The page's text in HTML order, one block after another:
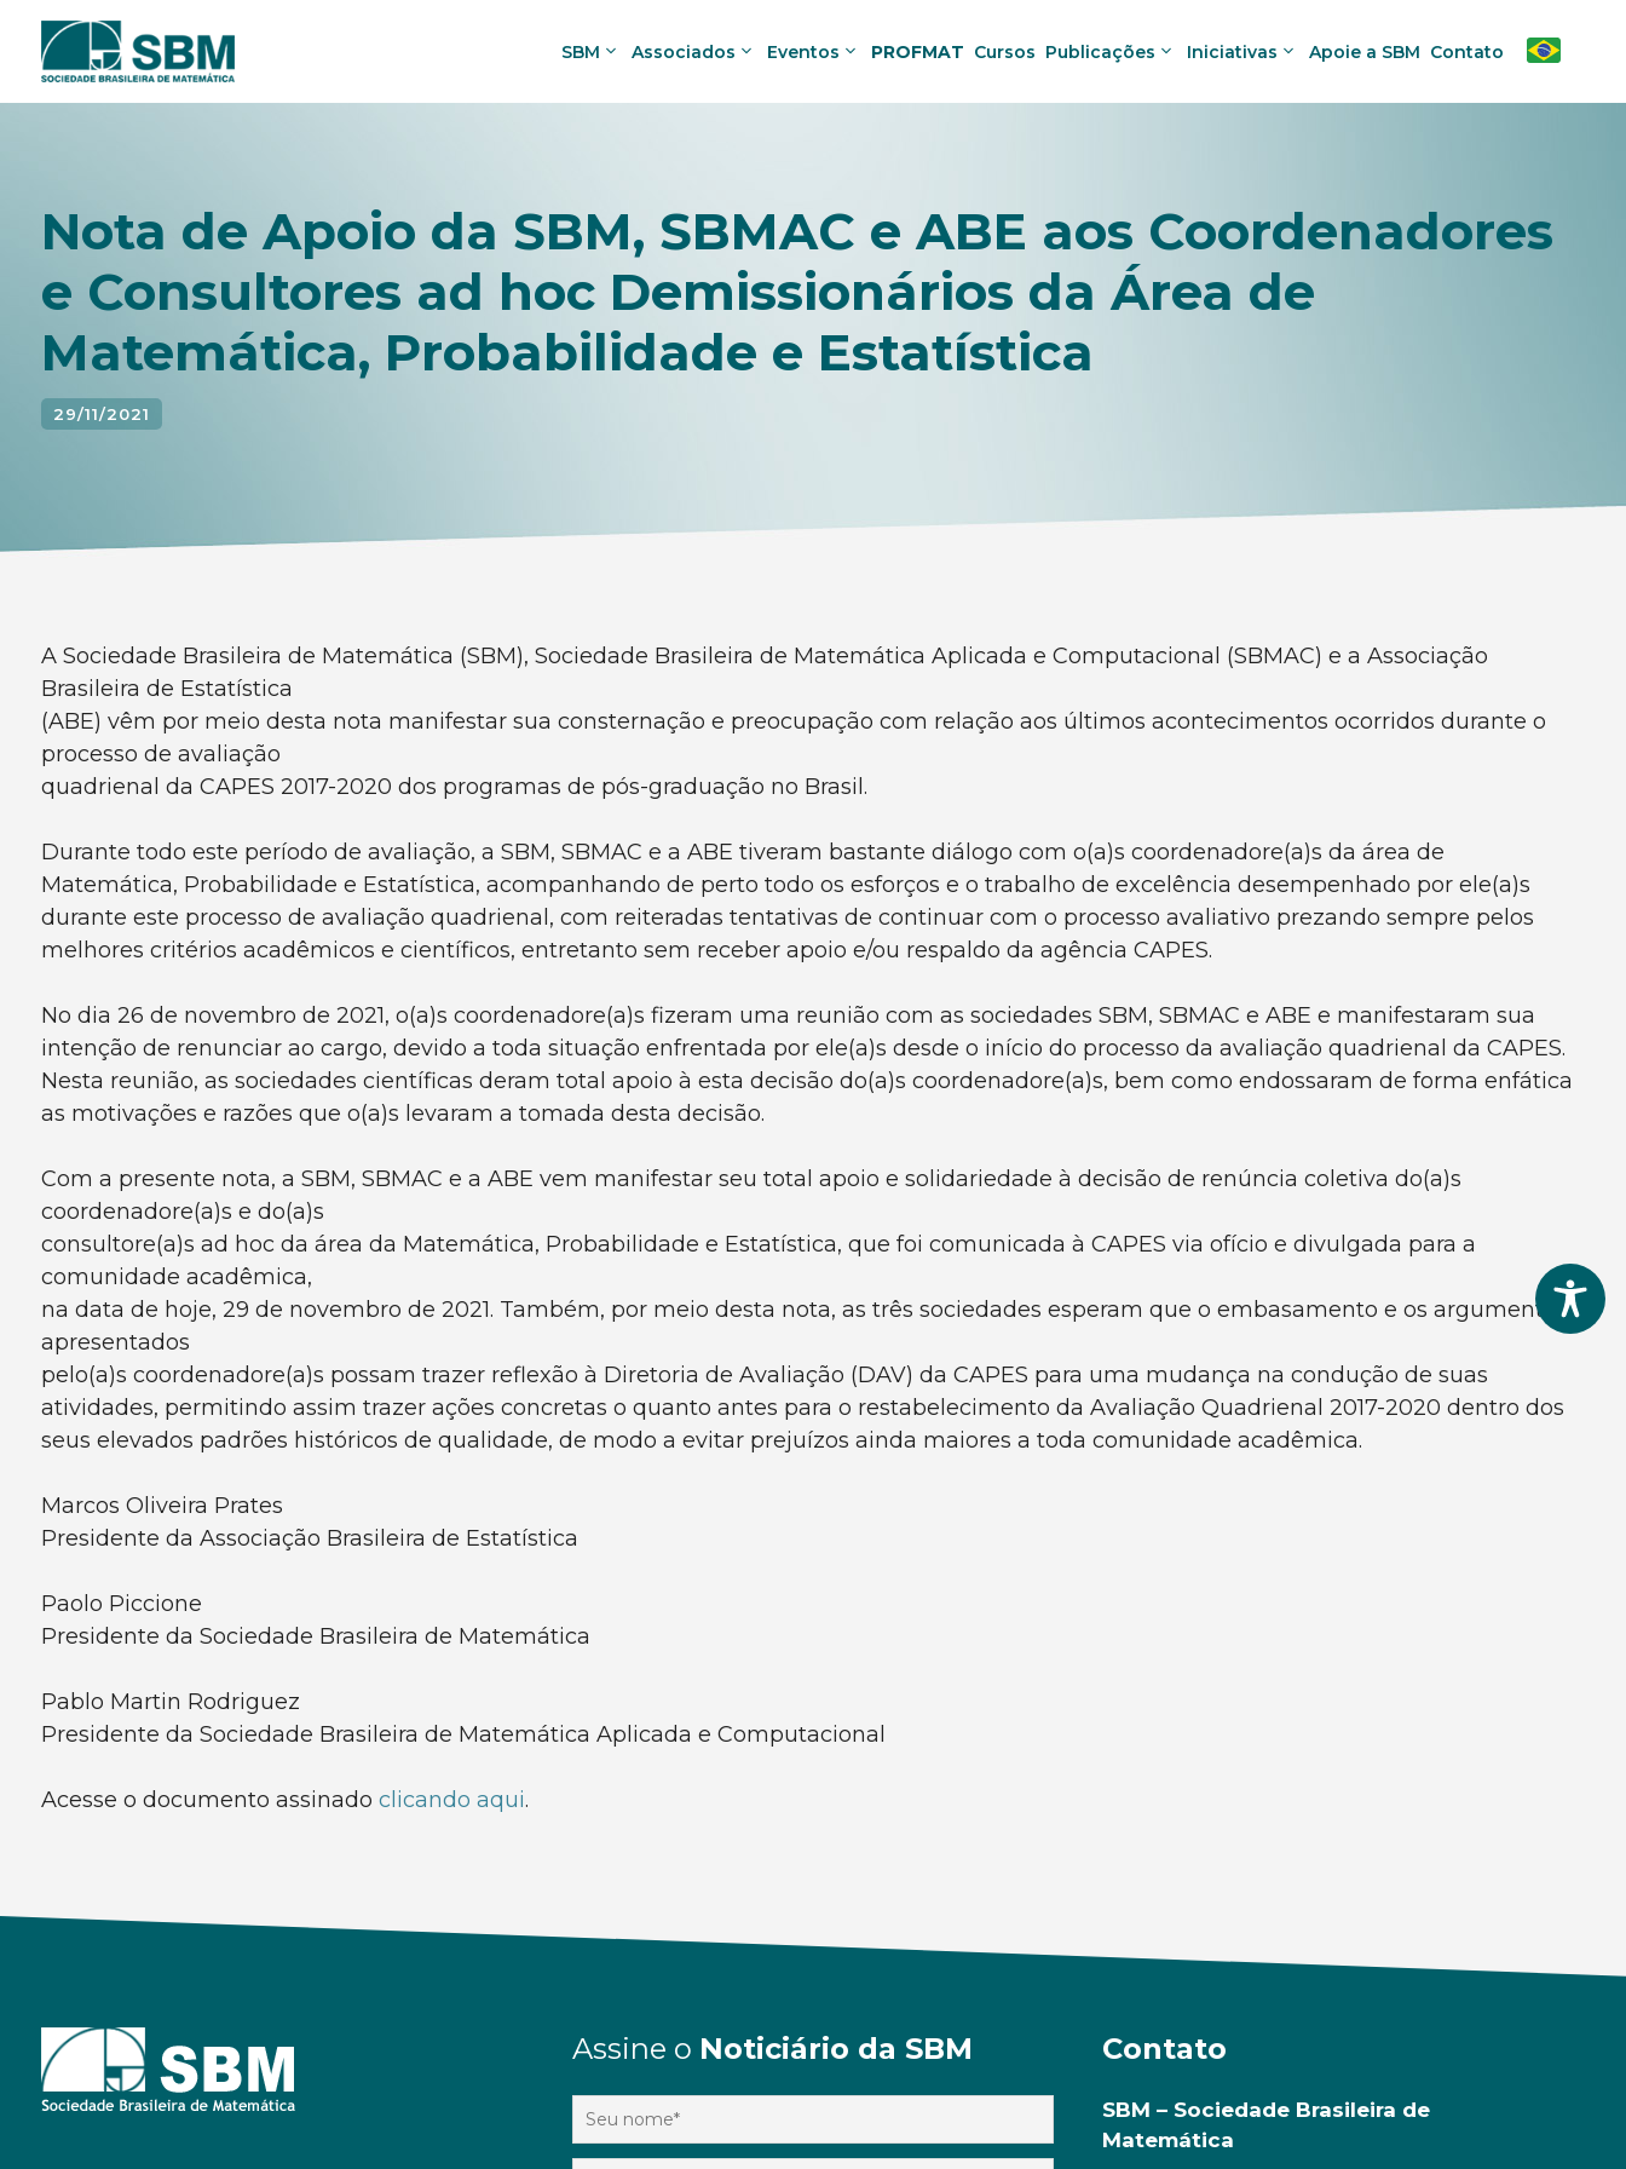
Pular
para
SBM Associados Eventos PROFMAT Cursos Publicações Iniciativas Apoie a SBM Contato
Nota de Apoio da SBM, SBMAC e ABE aos Coordenadores
e Consultores ad hoc Demissionários da Área de
Matemática, Probabilidade e Estatística
29/11/2021
A Sociedade Brasileira de Matemática (SBM), Sociedade Brasileira de Matemática Aplicada e Computacional (SBMAC) e a Associação
Brasileira de Estatística
(ABE) vêm por meio desta nota manifestar sua consternação e preocupação com relação aos últimos acontecimentos ocorridos durante o
processo de avaliação
quadrienal da CAPES 2017-2020 dos programas de pós-graduação no Brasil.
Durante todo este período de avaliação, a SBM, SBMAC e a ABE tiveram bastante diálogo com o(a)s coordenadore(a)s da área de
Matemática, Probabilidade e Estatística, acompanhando de perto todo os esforços e o trabalho de excelência desempenhado por ele(a)s
durante este processo de avaliação quadrienal, com reiteradas tentativas de continuar com o processo avaliativo prezando sempre pelos
melhores critérios acadêmicos e científicos, entretanto sem receber apoio e/ou respaldo da agência CAPES.
No dia 26 de novembro de 2021, o(a)s coordenadore(a)s fizeram uma reunião com as sociedades SBM, SBMAC e ABE e manifestaram sua
intenção de renunciar ao cargo, devido a toda situação enfrentada por ele(a)s desde o início do processo da avaliação quadrienal da CAPES.
Nesta reunião, as sociedades científicas deram total apoio à esta decisão do(a)s coordenadore(a)s, bem como endossaram de forma enfática
as motivações e razões que o(a)s levaram a tomada desta decisão.
Com a presente nota, a SBM, SBMAC e a ABE vem manifestar seu total apoio e solidariedade à decisão de renúncia coletiva do(a)s
coordenadore(a)s e do(a)s
consultore(a)s ad hoc da área da Matemática, Probabilidade e Estatística, que foi comunicada à CAPES via ofício e divulgada para a
comunidade acadêmica,
na data de hoje, 29 de novembro de 2021. Também, por meio desta nota, as três sociedades esperam que o embasamento e os argumentos
apresentados
pelo(a)s coordenadore(a)s possam trazer reflexão à Diretoria de Avaliação (DAV) da CAPES para uma mudança na condução de suas
atividades, permitindo assim trazer ações concretas o quanto antes para o restabelecimento da Avaliação Quadrienal 2017-2020 dentro dos
seus elevados padrões históricos de qualidade, de modo a evitar prejuízos ainda maiores a toda comunidade acadêmica.
Marcos Oliveira Prates
Presidente da Associação Brasileira de Estatística
Paolo Piccione
Presidente da Sociedade Brasileira de Matemática
Pablo Martin Rodriguez
Presidente da Sociedade Brasileira de Matemática Aplicada e Computacional
Acesse o documento assinado clicando aqui.
Assine o Noticiário da SBM Contato
SBM – Sociedade Brasileira de
Matemática